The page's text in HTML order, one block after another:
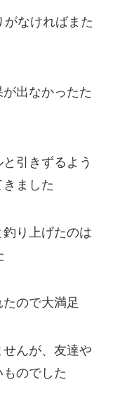
なければまた
出なかったた
引きずるよう
ました
り上げたのは
ので大満足
んが、友達や
のでした